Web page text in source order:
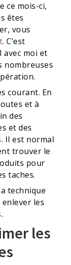
ce mois-ci,
êtes
vous
. C’est
avec moi et
nombreuses
courant. En
et à
des
et des
Il est normal
trouver le
pour
taches.
technique
les
les